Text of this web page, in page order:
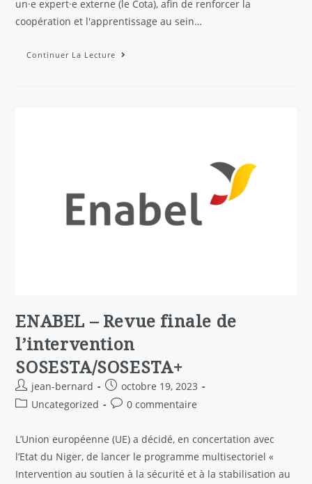
un·e expert·e externe (le Cota), afin de renforcer la
coopération et l'apprentissage au sein…
Continuer La Lecture
ENABEL – Revue finale de
l’intervention
SOSESTA/SOSESTA+
jean-bernard
octobre 19, 2023
Uncategorized
0 commentaire
L’Union européenne (UE) a décidé, en concertation avec
l’Etat du Niger, de lancer le programme multisectoriel «
Intervention au soutien à la sécurité et à la stabilisation au